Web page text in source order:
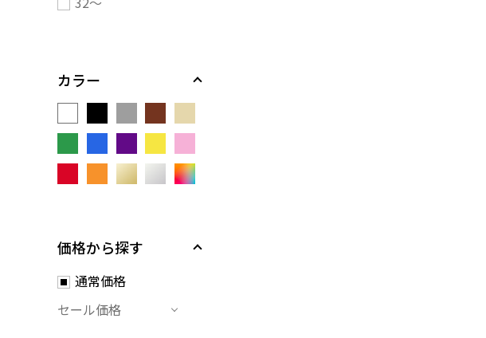
カラー
価格から探す
通常価格
セール価格